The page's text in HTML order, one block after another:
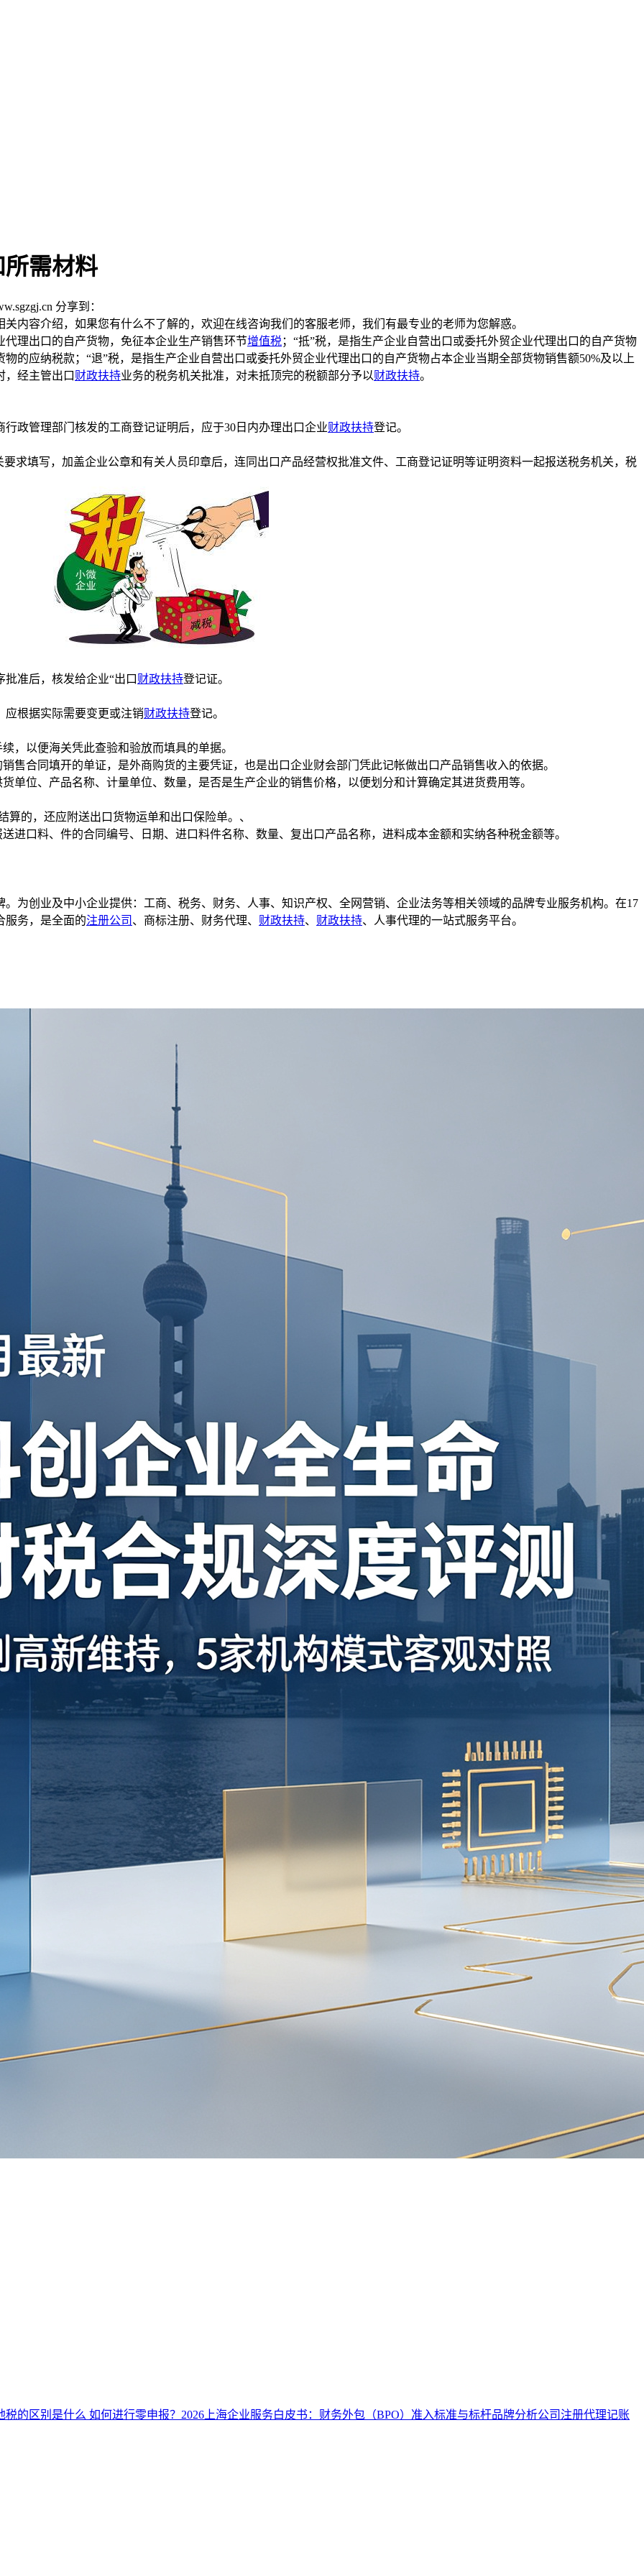
需材料
分享到：
关内容介绍，如果您有什么不了解的，欢迎在线咨询我们的客服老师，我们有最专业的老师为您解惑。
理出口的自产货物，免征本企业生产销售环节增值税 ；“抵”税，是指生产企业自营出口或委托外贸企业代理出口的自产货物
的应纳税款；“退”税，是指生产企业自营出口或委托外贸企业代理出口的自产货物占本企业当期全部货物销售额50%及以上
，经主管出口 财政扶持业务的税务机关批准，对未抵顶完的税额部分予以财政扶持。
管理部门核发的工商登记证明后，应于30日内办理出口企业财政扶持登记。
求填写，加盖企业公章和有关人员印章后，连同出口产品经营权批准文件、工商登记证明等证明资料一起报送税务机关，税
准后，核发给企业“出口 财政扶持登记证。
应根据实际需要变更或注销财政扶持登记。
以便海关凭此查验和验放而填具的单据。
同填开的单证，是外商购货的主要凭证，也是出口企业财会部门凭此记帐做出口产品销售收入的依据。
、产品名称、计量单位、数量，是否是生产企业的销售价格，以便划分和计算确定其进货费用等。
，还应附送出口货物运单和出口保险单。、
料、件的合同编号、日期、进口料件名称、数量、复出口产品名称，进料成本金额和实纳各种税金额等。
创业及中小企业提供：工商、税务、财务、人事、知识产权、全网营销、企业法务等相关领域的品牌专业服务机构。在17
服务，是全面的注册公司 、商标注册、财务代理、 财政扶持、 财政扶持、人事代理的一站式服务平台。
税的区别是什么 如何进行零申报？ 2026上海企业服务白皮书：财务外包（BPO）准入标准与标杆品牌分析公司注册代理记账